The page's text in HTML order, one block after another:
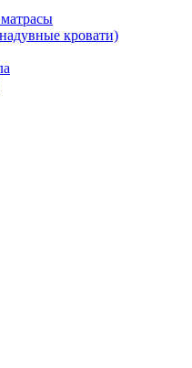
кровати)